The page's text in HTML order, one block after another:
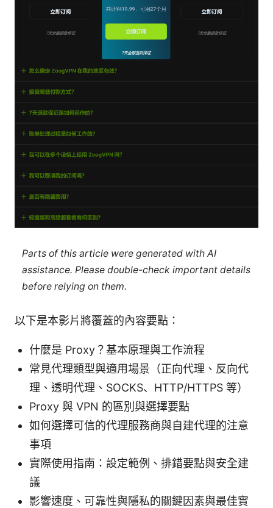
Parts of this article were generated with AI
assistance. Please double-check important details
before relying on them.
以下是本影片將覆蓋的內容要點：
什麼是 Proxy？基本原理與工作流程
常見代理類型與適用場景（正向代理、反向代
理、透明代理、SOCKS、HTTP/HTTPS 等）
Proxy 與 VPN 的區別與選擇要點
如何選擇可信的代理服務商與自建代理的注意
事項
實際使用指南：設定範例、排錯要點與安全建
議
影響速度、可靠性與隱私的關鍵因素與最佳實